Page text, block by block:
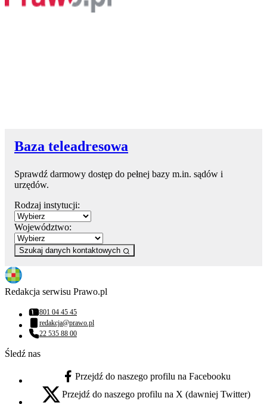
Baza teleadresowa
Sprawdź darmowy dostęp do pełnej bazy m.in. sądów i
urzędów.
Rodzaj instytucji:
Województwo:
Szukaj danych kontaktowych
Redakcja serwisu Prawo.pl
Numer telefonu:
801 04 45 45
Adres email:
redakcja@prawo.pl
Numer telefonu:
22 535 88 00
Śledź nas
facebook - otwiera się w nowej karcie
Przejdź do naszego profilu na Facebooku
x - otwiera się w nowej karcie
Przejdź do naszego profilu na X (dawniej Twitter)